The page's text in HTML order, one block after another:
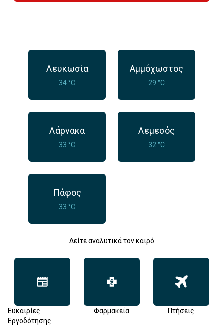
Λευκωσία
34 °C
Αμμόχωστος
29 °C
Λάρνακα
33 °C
Λεμεσός
32 °C
Πάφος
33 °C
Δείτε αναλυτικά τον καιρό
Ευκαιρίες
Εργοδότησης
Φαρμακεία Πτήσεις